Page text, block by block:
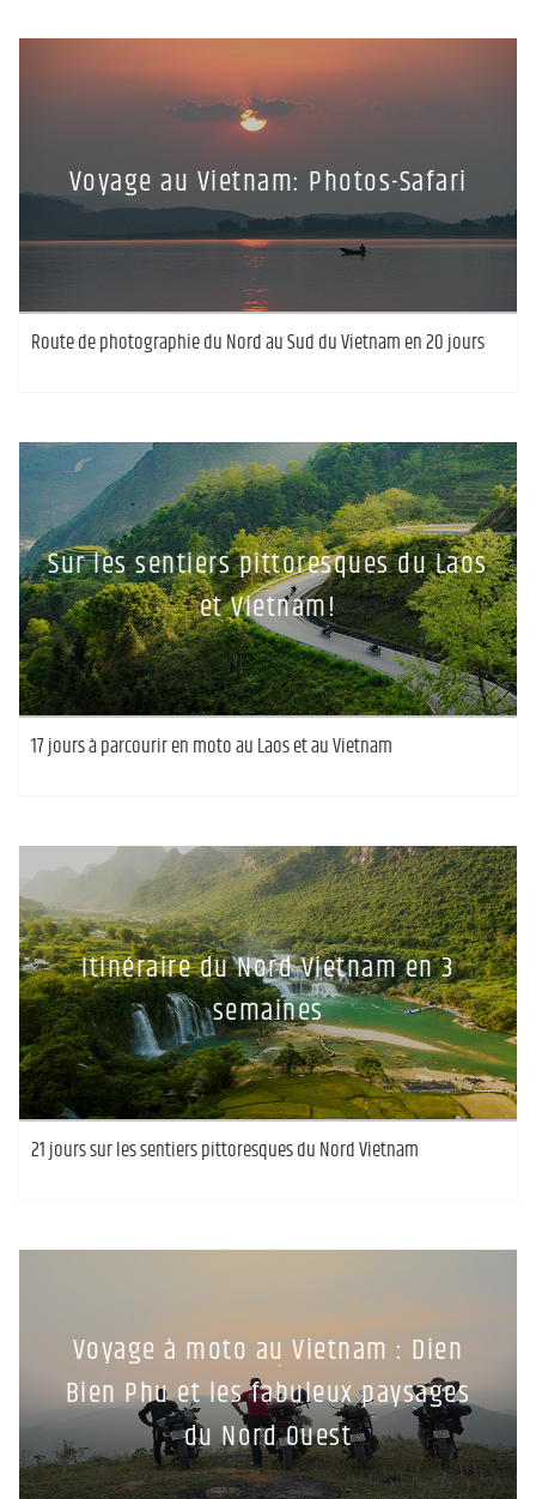
Voyage au Vietnam: Photos-Safari
Route de photographie du Nord au Sud du Vietnam en 20 jours
Sur les sentiers pittoresques du Laos
et Vietnam!
17 jours à parcourir en moto au Laos et au Vietnam
Itinéraire du Nord Vietnam en 3
semaines
21 jours sur les sentiers pittoresques du Nord Vietnam
Voyage à moto au Vietnam : Dien
Bien Phu et les fabuleux paysages
du Nord Ouest